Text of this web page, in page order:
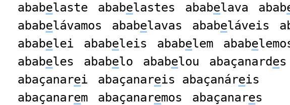
ababelaste ababelastes ababelava abab
ababelávamos ababelavas ababeláveis
ababelei ababeleis ababelem ababe
ababeles ababelo ababelou abaçanardes
abaçanarei abaçanareis abaçanáreis
abaçanarem abaçanaremos abaçanares